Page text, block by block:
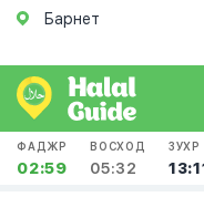
Барнет
ФАДЖР
02:59
ВОСХОД
05:32
ЗУХР